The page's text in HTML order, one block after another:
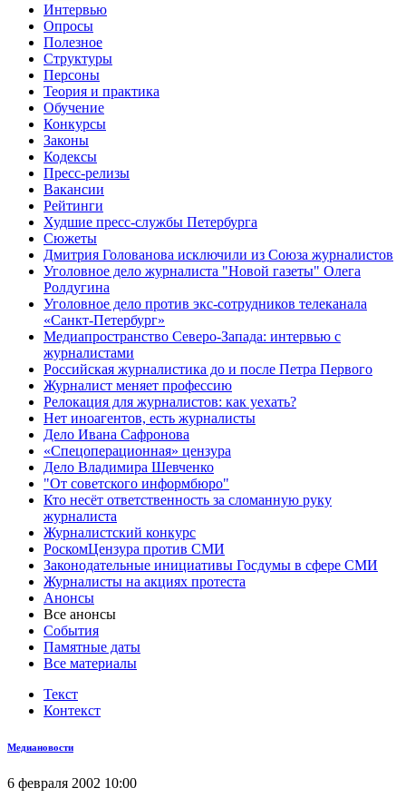
Интервью
Опросы
Полезное
Структуры
Персоны
Теория и практика
Обучение
Конкурсы
Законы
Кодексы
Пресс-релизы
Вакансии
Рейтинги
Худшие пресс-службы Петербурга
Сюжеты
Дмитрия Голованова исключили из Союза журналистов
Уголовное дело журналиста "Новой газеты" Олега
Ролдугина
Уголовное дело против экс-сотрудников телеканала
«Санкт-Петербург»
Медиапространство Северо-Запада: интервью с
журналистами
Российская журналистика до и после Петра Первого
Журналист меняет профессию
Релокация для журналистов: как уехать?
Нет иноагентов, есть журналисты
Дело Ивана Сафронова
«Спецоперационная» цензура
Дело Владимира Шевченко
"От советского информбюро"
Кто несёт ответственность за сломанную руку
журналиста
Журналистский конкурс
РоскомЦензура против СМИ
Законодательные инициативы Госдумы в сфере СМИ
Журналисты на акциях протеста
Анонсы
Все анонсы
События
Памятные даты
Все материалы
Текст
Контекст
Медиановости
6 февраля 2002 10:00